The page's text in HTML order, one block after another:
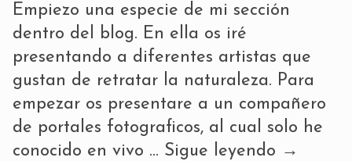
Empiezo una especie de mi sección
dentro del blog. En ella os iré
presentando a diferentes artistas que
gustan de retratar la naturaleza. Para
empezar os presentare a un compañero
de portales fotograficos, al cual solo he
conocido en vivo … Sigue leyendo →